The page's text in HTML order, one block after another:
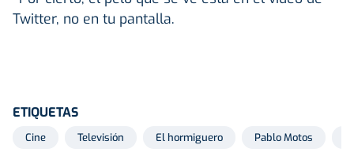
Twitter, no en tu pantalla.
ETIQUETAS
Cine Televisión El hormiguero Pablo Motos